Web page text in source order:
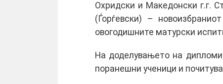
Охридски и Македонски г.г.
(Ѓорѓевски) –
овогодишните матурски
На доделувањето на
поранешни ученици и